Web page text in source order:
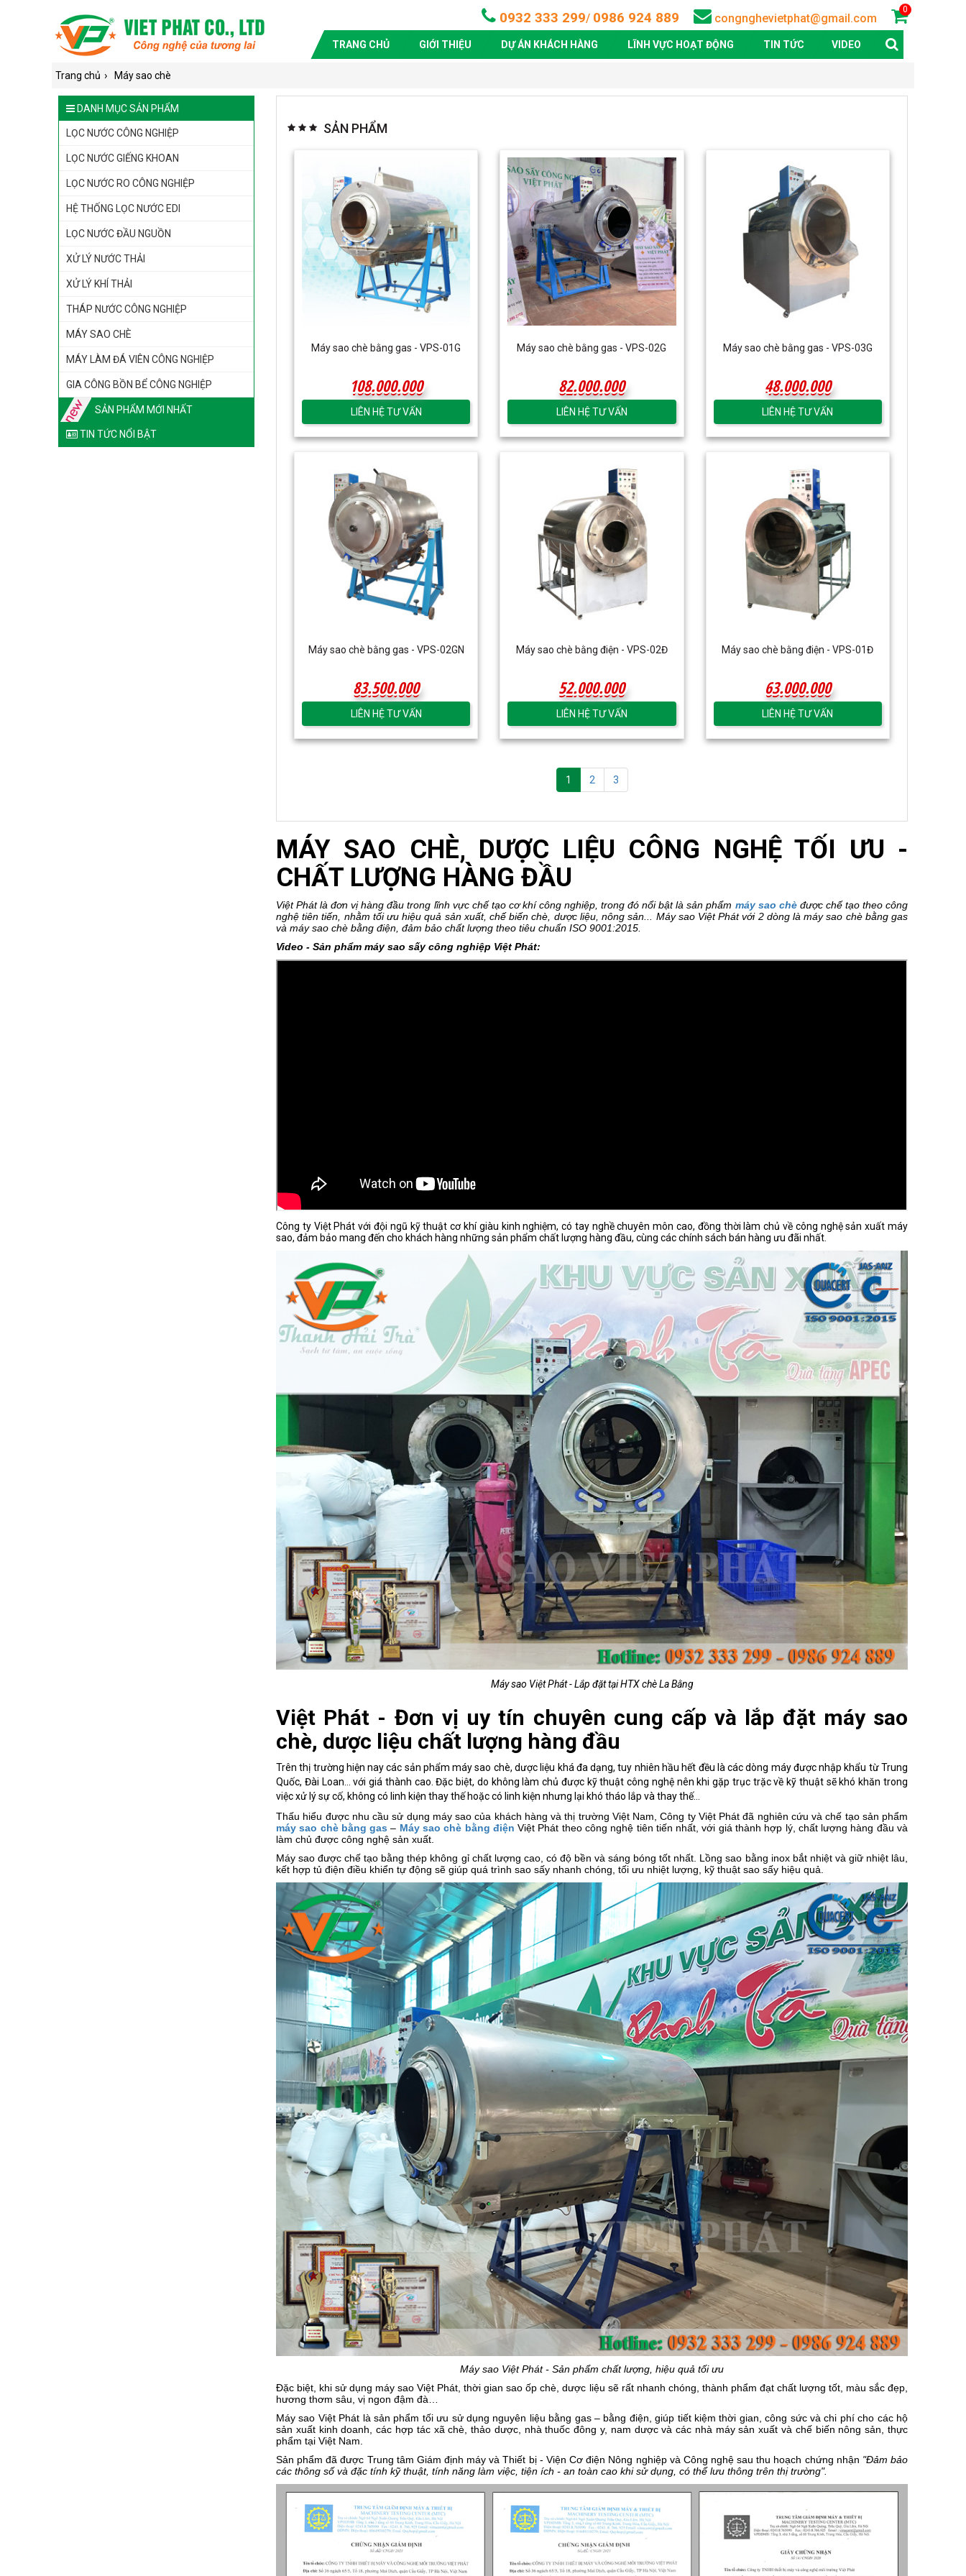
0932 333 299/ 0986 924 889 congnghevietphat@gmail.com
0
TRANG CHỦ GIỚI THIỆU DỰ ÁN KHÁCH HÀNG LĨNH VỰC HOẠT ĐỘNG TIN TỨC VIDEO
Trang chủ › Máy sao chè
DANH MỤC SẢN PHẨM
LỌC NƯỚC CÔNG NGHIỆP
LỌC NƯỚC GIẾNG KHOAN
LỌC NƯỚC RO CÔNG NGHIỆP
HỆ THỐNG LỌC NƯỚC EDI
LỌC NƯỚC ĐẦU NGUỒN
XỬ LÝ NƯỚC THẢI
XỬ LÝ KHÍ THẢI
THÁP NƯỚC CÔNG NGHIỆP
MÁY SAO CHÈ
MÁY LÀM ĐÁ VIÊN CÔNG NGHIỆP
GIA CÔNG BỒN BỂ CÔNG NGHIỆP
SẢN PHẨM MỚI NHẤT
TIN TỨC NỔI BẬT
SẢN PHẨM
Máy sao chè bằng gas - VPS-01G
108.000.000
108.000.000
LIÊN HỆ TƯ VẤN
Máy sao chè bằng gas - VPS-02G
82.000.000
82.000.000
LIÊN HỆ TƯ VẤN
Máy sao chè bằng gas - VPS-03G
48.000.000
48.000.000
LIÊN HỆ TƯ VẤN
Máy sao chè bằng gas - VPS-02GN
83.500.000
83.500.000
LIÊN HỆ TƯ VẤN
Máy sao chè bằng điện - VPS-02Đ
52.000.000
52.000.000
LIÊN HỆ TƯ VẤN
Máy sao chè bằng điện - VPS-01Đ
63.000.000
63.000.000
LIÊN HỆ TƯ VẤN
1 2 3
MÁY SAO CHÈ, DƯỢC LIỆU CÔNG NGHỆ TỐI ƯU -
CHẤT LƯỢNG HÀNG ĐẦU
Việt Phát là đơn vị hàng đầu trong lĩnh vực chế tạo cơ khí công nghiệp, trong đó nổi bật là sản phẩm máy sao chèđược chế tạo theo công
nghệ tiên tiến, nhằm tối ưu hiệu quả sản xuất, chế biến chè, dược liệu, nông sản... Máy sao Việt Phát với 2 dòng là máy sao chè bằng gas
và máy sao chè bằng điện, đảm bảo chất lượng theo tiêu chuẩn ISO 9001:2015.
Video - Sản phẩm máy sao sấy công nghiệp Việt Phát:
Công ty Việt Phát với đội ngũ kỹ thuật cơ khí giàu kinh nghiệm, có tay nghề chuyên môn cao, đồng thời làm chủ về công nghệ sản xuất máy
sao, đảm bảo mang đến cho khách hàng những sản phẩm chất lượng hàng đầu, cùng các chính sách bán hàng ưu đãi nhất.
Máy sao Việt Phát - Lắp đặt tại HTX chè La Bằng
Việt Phát - Đơn vị uy tín chuyên cung cấp và lắp đặt máy sao
chè, dược liệu chất lượng hàng đầu
Trên thị trường hiện nay các sản phẩm máy sao chè, dược liệu khá đa dạng, tuy nhiên hầu hết đều là các dòng máy được nhập khẩu từ Trung
Quốc, Đài Loan… với giá thành cao. Đặc biệt, do không làm chủ được kỹ thuật công nghệ nên khi gặp trục trặc về kỹ thuật sẽ khó khăn trong
việc xử lý sự cố, không có linh kiện thay thế hoặc có linh kiện nhưng lại khó tháo lắp và thay thế…
Thấu hiểu được nhu cầu sử dụng máy sao của khách hàng và thị trường Việt Nam, Công ty Việt Phát đã nghiên cứu và chế tạo sản phẩm
máy sao chè bằng gas – Máy sao chè bằng điện Việt Phát theo công nghệ tiên tiến nhất, với giá thành hợp lý, chất lượng hàng đầu và
làm chủ được công nghệ sản xuất.
Máy sao được chế tạo bằng thép không gỉ chất lượng cao, có độ bền và sáng bóng tốt nhất. Lồng sao bằng inox bắt nhiệt và giữ nhiệt lâu,
kết hợp tủ điện điều khiển tự động sẽ giúp quá trình sao sấy nhanh chóng, tối ưu nhiệt lượng, kỹ thuật sao sấy hiệu quả.
Máy sao Việt Phát - Sản phẩm chất lượng, hiệu quả tối ưu
Đặc biệt, khi sử dụng máy sao Việt Phát, thời gian sao ốp chè, dược liệu sẽ rất nhanh chóng, thành phẩm đạt chất lượng tốt, màu sắc đẹp,
hương thơm sâu, vị ngon đậm đà…
Máy sao Việt Phát là sản phẩm tối ưu sử dụng nguyên liệu bằng gas – bằng điện, giúp tiết kiệm thời gian, công sức và chi phí cho các hộ
sản xuất kinh doanh, các hợp tác xã chè, thảo dược, nhà thuốc đông y, nam dược và các nhà máy sản xuất và chế biến nông sản, thực
phẩm tại Việt Nam.
Sản phẩm đã được Trung tâm Giám định máy và Thiết bị - Viện Cơ điện Nông nghiệp và Công nghệ sau thu hoạch chứng nhận "Đảm bảo
các thông số và đặc tính kỹ thuật, tính năng làm việc, tiện ích - an toàn cao khi sử dụng, có thể lưu thông trên thị trường".